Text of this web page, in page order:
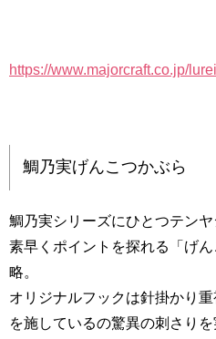
https://www.majorcraft.co.jp/
鯛乃実げんこつかぶら
鯛乃実シリーズにひとつテンヤ
素早くポイントを探れる「げ
略。
オリジナルフックは針掛かり
を施しているの驚異の刺さりを